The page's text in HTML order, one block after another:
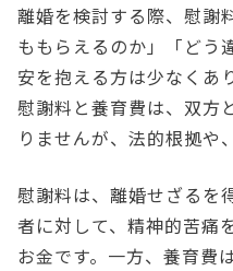
離婚を検討する際、慰謝
ももらえるのか」「どう
安を抱える方は少なくあ
慰謝料と養育費は、双方
りませんが、法的根拠や
慰謝料は、離婚せざるを
者に対して、精神的苦痛
お金です。一方、養育費